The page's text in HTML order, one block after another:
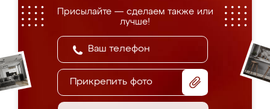
Присылайте — сделаем также или
лучше!
Прикрепить фото